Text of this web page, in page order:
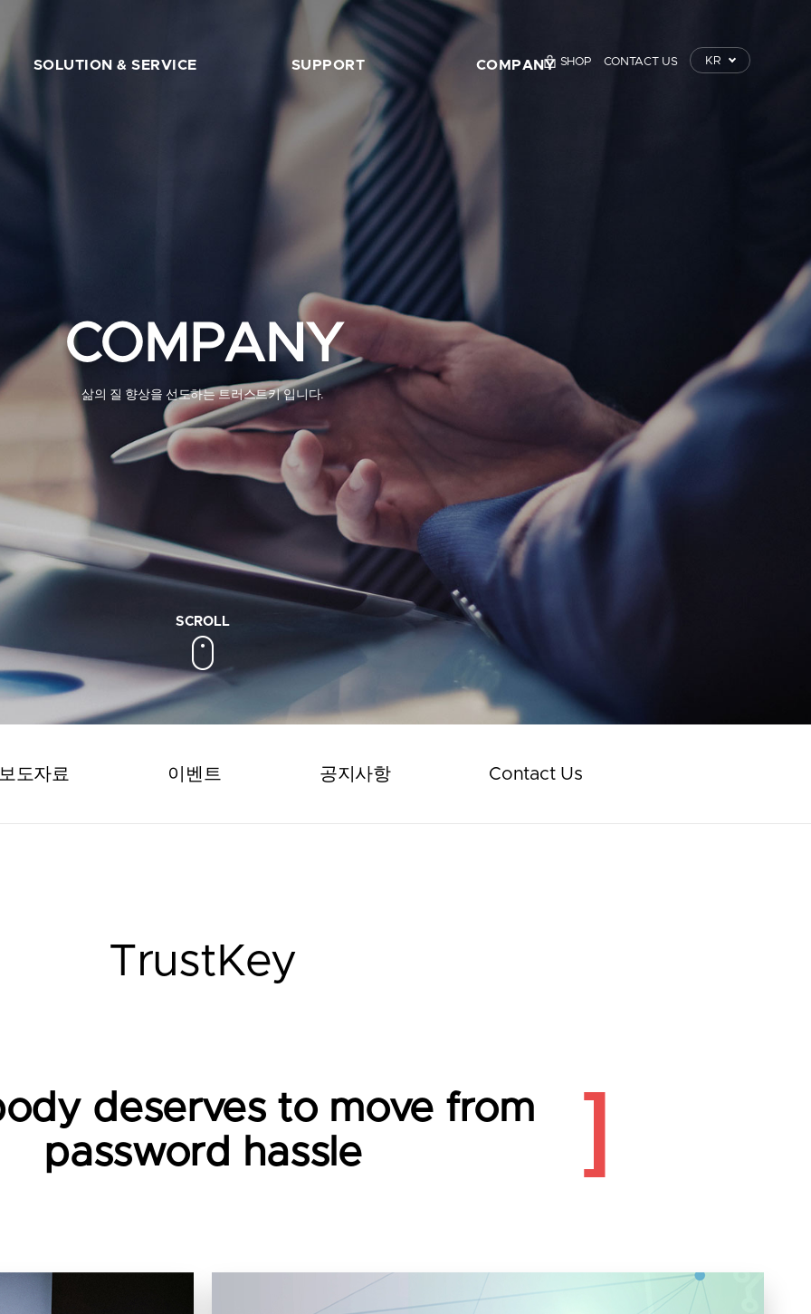
SOLUTION & SERVICE SUPPORT
트러스트키 초보자 가이드
트러스트키 호환 사이트
서버기술지원
다운로드
칼럼/블로그
자주묻는 질문
구매하기
COMPANY SHOP CONTACT US KR
COMPANY
삶의 질 향상을 선도하는 트러스트키 입니다.
보도자료 이벤트 공지사항 Contact Us
TrustKey
deserves to move from
password hassle